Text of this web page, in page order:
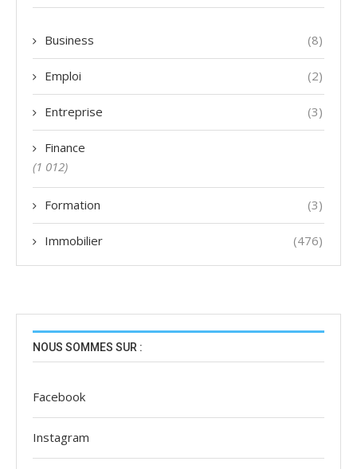
Business (8)
Emploi (2)
Entreprise (3)
Finance
(1 012)
Formation (3)
Immobilier (476)
NOUS SOMMES SUR :
Facebook
Instagram